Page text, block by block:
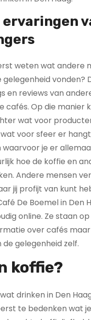
ervaringen
weten wat andere
vonden?
en reviews van
cafés. Op die manier
wat voor
voor sfeer er
waarvoor je er
hoe de koffie en
Andere mensen
jij profijt van kunt
De Boemel in Den
online. Ze staan
over cafés
gelegenheid zelf.
koffie?
drinken in Den
te bedenken wat